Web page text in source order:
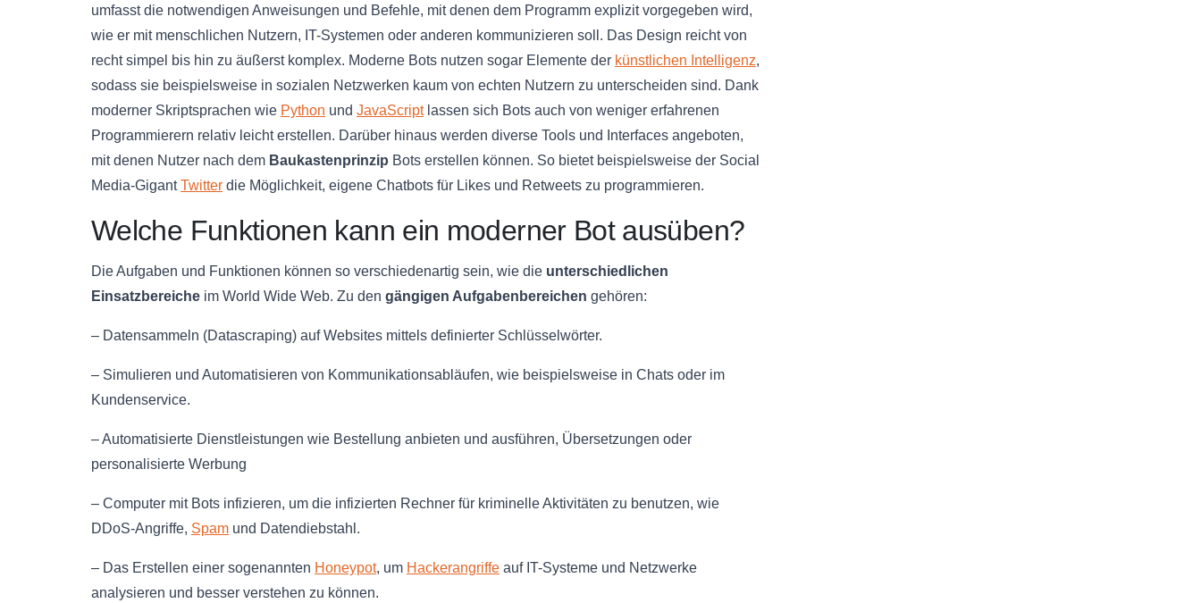
umfasst die notwendigen Anweisungen und Befehle, mit denen dem Programm explizit vorgegeben wird,
wie er mit menschlichen Nutzern, IT-Systemen oder anderen kommunizieren soll. Das Design reicht von
recht simpel bis hin zu äußerst komplex. Moderne Bots nutzen sogar Elemente der künstlichen Intelligenz,
sodass sie beispielsweise in sozialen Netzwerken kaum von echten Nutzern zu unterscheiden sind. Dank
moderner Skriptsprachen wie Python und JavaScriptlassen sich Bots auch von weniger erfahrenen
Programmierern relativ leicht erstellen. Darüber hinaus werden diverse Tools und Interfaces angeboten,
mit denen Nutzer nach dem Baukastenprinzip Bots erstellen können. So bietet beispielsweise der Social
Media-GigantTwitter die Möglichkeit, eigene Chatbots für Likes und Retweets zu programmieren.
Welche Funktionen kann ein moderner Bot ausüben?
Die Aufgaben und Funktionen können so verschiedenartig sein, wie die unterschiedlichen
Einsatzbereiche im World Wide Web. Zu den gängigen Aufgabenbereichen gehören:
– Datensammeln (Datascraping) auf Websites mittels definierter Schlüsselwörter.
– Simulieren und Automatisieren von Kommunikationsabläufen, wie beispielsweise in Chats oder im
Kundenservice.
– Automatisierte Dienstleistungen wie Bestellung anbieten und ausführen, Übersetzungen oder
personalisierte Werbung
– Computer mit Bots infizieren, um die infizierten Rechner für kriminelle Aktivitäten zu benutzen, wie
DDoS-Angriffe, Spam und Datendiebstahl.
– Das Erstellen einer sogenannten Honeypot, um Hackerangriffe auf IT-Systeme und Netzwerke
analysieren und besser verstehen zu können.